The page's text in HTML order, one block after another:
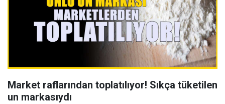
Market raflarından toplatılıyor! Sıkça tüketilen
un markasıydı